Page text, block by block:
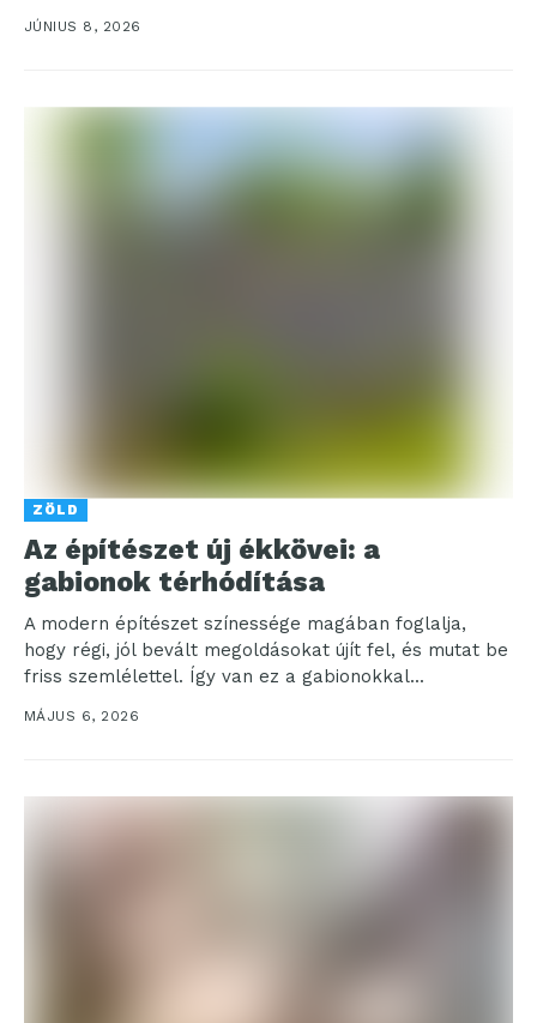
terjedése. Ha korszerű...
JÚNIUS 8, 2026
ZÖLD
Az építészet új ékkövei: a
gabionok térhódítása
A modern építészet színessége magában foglalja,
hogy régi, jól bevált megoldásokat újít fel, és mutat be
friss szemlélettel. Így van ez a gabionokkal...
MÁJUS 6, 2026